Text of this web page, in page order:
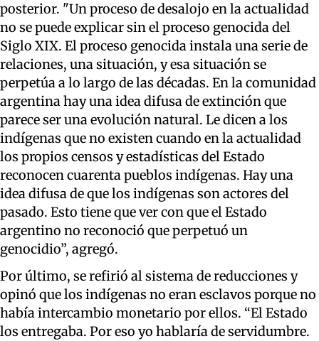
posterior. "Un proceso de desalojo en la actualidad
no se puede explicar sin el proceso genocida del
Siglo XIX. El proceso genocida instala una serie de
relaciones, una situación, y esa situación se
perpetúa a lo largo de las décadas. En la comunidad
argentina hay una idea difusa de extinción que
parece ser una evolución natural. Le dicen a los
indígenas que no existen cuando en la actualidad
los propios censos y estadísticas del Estado
reconocen cuarenta pueblos indígenas. Hay una
idea difusa de que los indígenas son actores del
pasado. Esto tiene que ver con que el Estado
argentino no reconoció que perpetuó un
genocidio”, agregó.
Por último, se refirió al sistema de reducciones y
opinó que los indígenas no eran esclavos porque no
había intercambio monetario por ellos. “El Estado
los entregaba. Por eso yo hablaría de servidumbre.